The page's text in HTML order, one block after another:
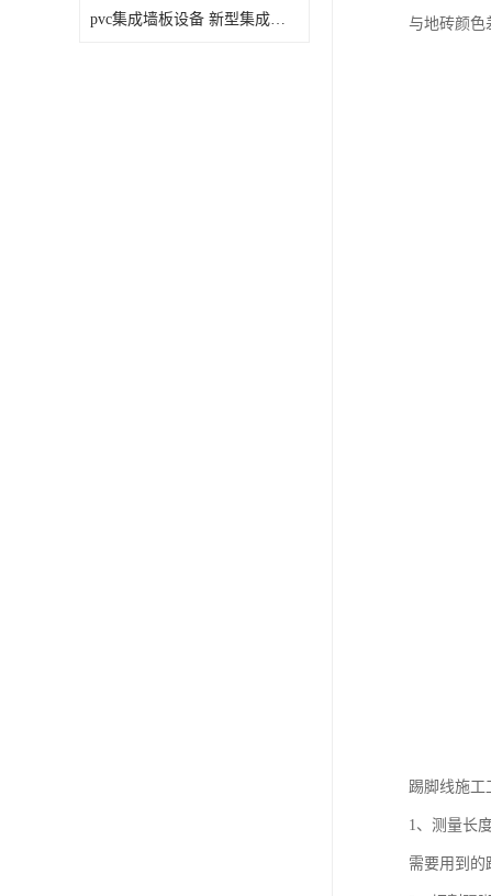
pvc集成墙板设备 新型集成墙板 厂家供应 与地砖颜色
踢脚线施工
1、测量长
需要用到的